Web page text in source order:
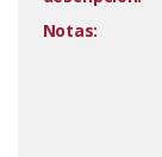
Notas: